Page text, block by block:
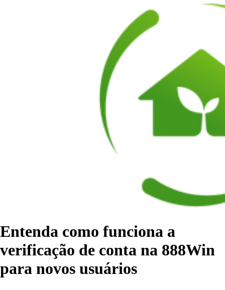
Entenda como funciona a
verificação de conta na 888Win
para novos usuários